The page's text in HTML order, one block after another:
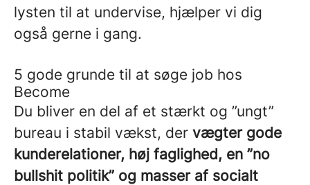
lysten til at undervise, hjælper vi dig
også gerne i gang.
5 gode grunde til at søge job hos
Become
Du bliver en del af et stærkt og ”ungt”
bureau i stabil vækst, der vægter gode
kunderelationer, høj faglighed, en ”no
bullshit politik” og masser af socialt